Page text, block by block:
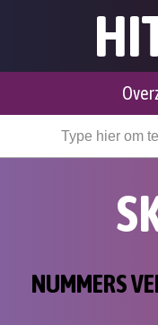
NUMMERS